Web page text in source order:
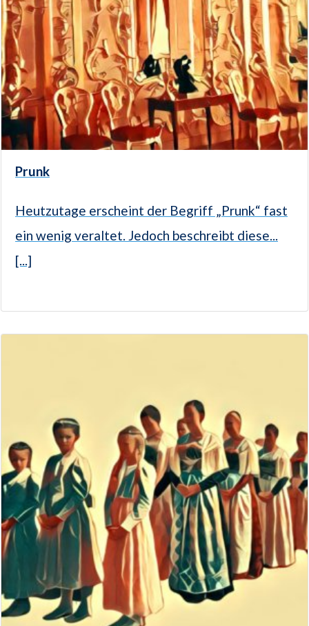
Prunk
Heutzutage erscheint der Begriff „Prunk“ fast
ein wenig veraltet. Jedoch beschreibt diese...
[...]